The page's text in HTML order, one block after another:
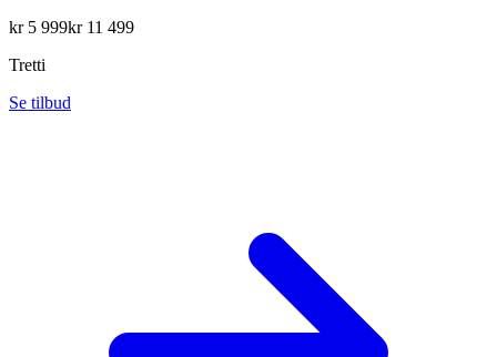
kr 5 999kr 11 499
Tretti
Se tilbud